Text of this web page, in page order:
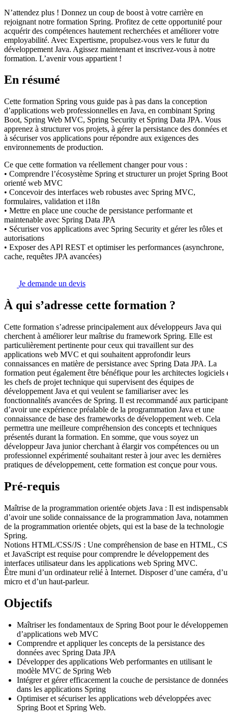
N’attendez plus ! Donnez un coup de boost à votre carrière en
rejoignant notre formation Spring. Profitez de cette opportunité pour
acquérir des compétences hautement recherchées et améliorer votre
employabilité. Avec Expertisme, propulsez-vous vers le futur du
développement Java. Agissez maintenant et inscrivez-vous à notre
formation. L’avenir vous appartient !
En résumé
Cette formation Spring vous guide pas à pas dans la conception
d’applications web professionnelles en Java, en combinant Spring
Boot, Spring Web MVC, Spring Security et Spring Data JPA. Vous
apprenez à structurer vos projets, à gérer la persistance des données et
à sécuriser vos applications pour répondre aux exigences des
environnements de production.
Ce que cette formation va réellement changer pour vous :
• Comprendre l’écosystème Spring et structurer un projet Spring Boot
orienté web MVC
• Concevoir des interfaces web robustes avec Spring MVC,
formulaires, validation et i18n
• Mettre en place une couche de persistance performante et
maintenable avec Spring Data JPA
• Sécuriser vos applications avec Spring Security et gérer les rôles et
autorisations
• Exposer des API REST et optimiser les performances (asynchrone,
cache, requêtes JPA avancées)
Je demande un devis
À qui s’adresse cette formation ?
Cette formation s’adresse principalement aux développeurs Java qui
cherchent à améliorer leur maîtrise du framework Spring. Elle est
particulièrement pertinente pour ceux qui travaillent sur des
applications web MVC et qui souhaitent approfondir leurs
connaissances en matière de persistance avec Spring Data JPA. La
formation peut également être bénéfique pour les architectes logiciels
les chefs de projet technique qui supervisent des équipes de
développement Java et qui veulent se familiariser avec les
fonctionnalités avancées de Spring. Il est recommandé aux
d’avoir une expérience préalable de la programmation Java et une
connaissance de base des frameworks de développement web. Cela
permettra une meilleure compréhension des concepts et techniques
présentés durant la formation. En somme, que vous soyez un
développeur Java junior cherchant à élargir vos compétences ou un
professionnel expérimenté souhaitant rester à jour avec les dernières
pratiques de développement, cette formation est conçue pour vous.
Pré-requis
Maîtrise de la programmation orientée objets Java : Il est
d’avoir une solide connaissance de la programmation Java,
de la programmation orientée objets, qui est la base de la technologie
Spring.
Notions HTML/CSS/JS : Une compréhension de base en HTML,
et JavaScript est requise pour comprendre le développement des
interfaces utilisateur dans les applications web Spring MVC.
Être muni d’un ordinateur relié à Internet. Disposer d’une caméra,
micro et d’un haut-parleur.
Objectifs
Maîtriser les fondamentaux de Spring Boot pour le
d’applications web MVC
Comprendre et appliquer les concepts de la persistance des
données avec Spring Data JPA
Développer des applications Web performantes en utilisant le
modèle MVC de Spring Web
Intégrer et gérer efficacement la couche de persistance de données
dans les applications Spring
Optimiser et sécuriser les applications web développées avec
Spring Boot et Spring Web.